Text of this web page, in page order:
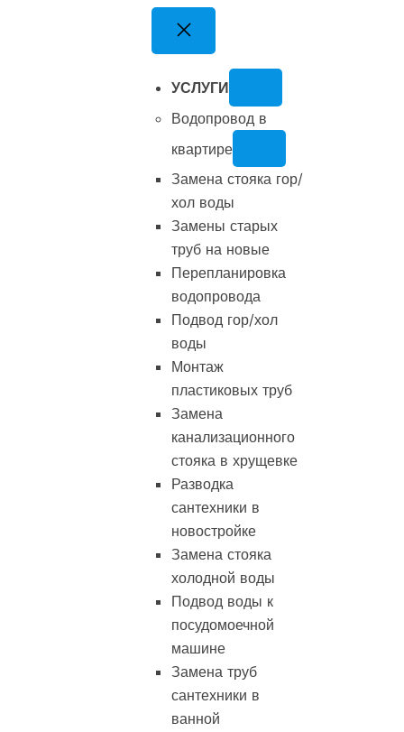
УСЛУГИ
Водопровод в
квартире
Замена стояка гор/
хол воды
Замены старых
труб на новые
Перепланировка
водопровода
Подвод гор/хол
воды
Монтаж
пластиковых труб
Замена
канализационного
стояка в хрущевке
Разводка
сантехники в
новостройке
Замена стояка
холодной воды
Подвод воды к
посудомоечной
машине
Замена труб
сантехники в
ванной